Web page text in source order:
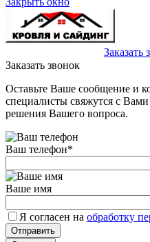
Заказать
Заказать звонок
Оставьте Ваше сообщение и
специалисты свяжутся с
решения Вашего вопроса.
Ваш телефон*
Ваше имя
Я согласен на обработку